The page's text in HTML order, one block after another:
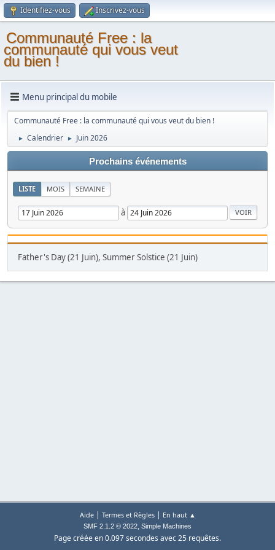
Identifiez-vous Inscrivez-vous
Communauté Free : la
communauté qui vous veut
du bien !
Menu principal du mobile
Communauté Free : la communauté qui vous veut du bien !
► Calendrier ► Juin 2026
Prochains événements
LISTE MOIS SEMAINE
à
Father's Day (21 Juin), Summer Solstice (21 Juin)
Aide| Termes et Règles| En haut ▲
SMF 2.1.2 © 2022, Simple Machines
Page créée en 0.097 secondes avec 25 requêtes.